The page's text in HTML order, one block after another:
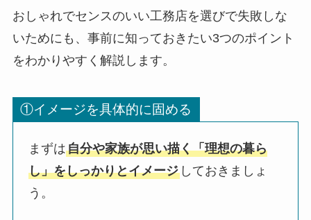
おしゃれでセンスのいい工務店を選びで失敗しな
いためにも、事前に知っておきたい3つのポイント
をわかりやすく解説します。
①イメージを具体的に固める
まずは自分や家族が思い描く「理想の暮ら
し」をしっかりとイメージ しておきましょ
う。